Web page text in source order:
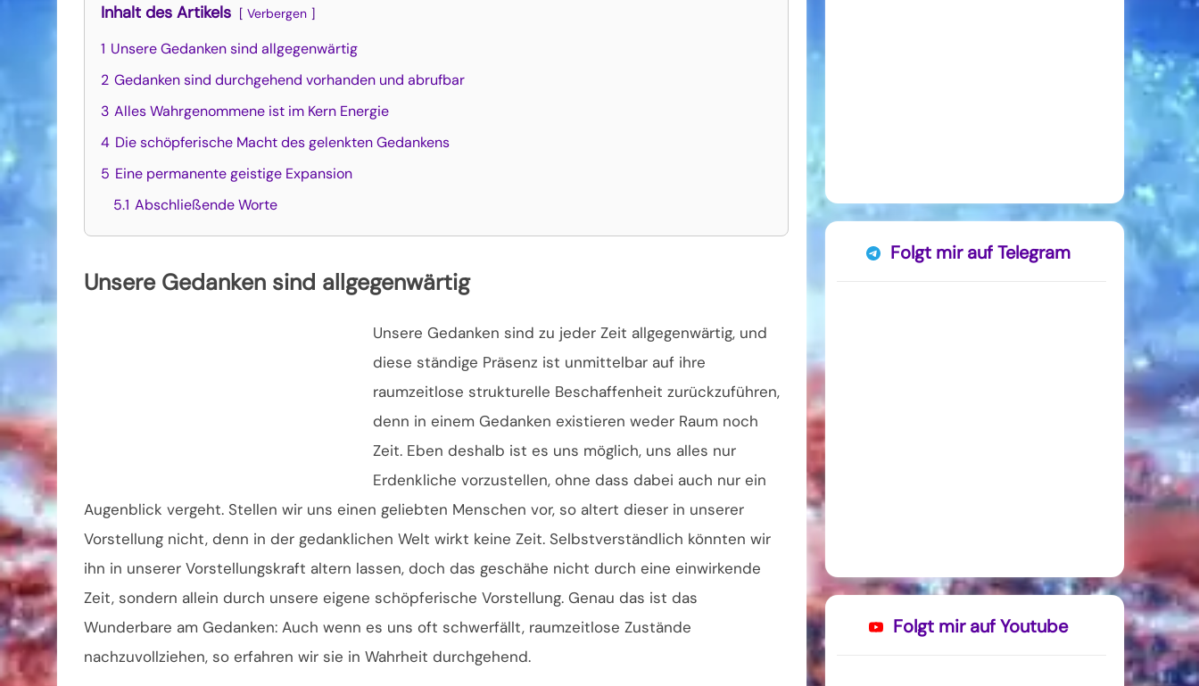
Inhalt des Artikels Verbergen
1 Unsere Gedanken sind allgegenwärtig
2 Gedanken sind durchgehend vorhanden und abrufbar
3 Alles Wahrgenommene ist im Kern Energie
4 Die schöpferische Macht des gelenkten Gedankens
5 Eine permanente geistige Expansion
5.1 Abschließende Worte
Unsere Gedanken sind allgegenwärtig
Unsere Gedanken sind zu jeder Zeit allgegenwärtig, und
diese ständige Präsenz ist unmittelbar auf ihre
raumzeitlose strukturelle Beschaffenheit zurückzuführen,
denn in einem Gedanken existieren weder Raum noch
Zeit. Eben deshalb ist es uns möglich, uns alles nur
Erdenkliche vorzustellen, ohne dass dabei auch nur ein
Augenblick vergeht. Stellen wir uns einen geliebten Menschen vor, so altert dieser in unserer
Vorstellung nicht, denn in der gedanklichen Welt wirkt keine Zeit. Selbstverständlich könnten wir
ihn in unserer Vorstellungskraft altern lassen, doch das geschähe nicht durch eine einwirkende
Zeit, sondern allein durch unsere eigene schöpferische Vorstellung. Genau das ist das
Wunderbare am Gedanken: Auch wenn es uns oft schwerfällt, raumzeitlose Zustände
nachzuvollziehen, so erfahren wir sie in Wahrheit durchgehend.
Folgt mir auf Telegram
Folgt mir auf Youtube